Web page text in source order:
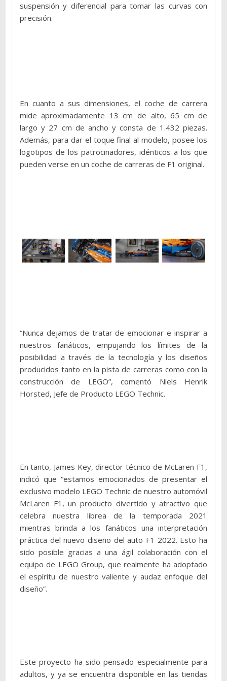
suspensión y diferencial para tomar las curvas con
precisión.
En cuanto a sus dimensiones, el coche de carrera
mide aproximadamente 13 cm de alto, 65 cm de
largo y 27 cm de ancho y consta de 1.432 piezas.
Además, para dar el toque final al modelo, posee los
logotipos de los patrocinadores, idénticos a los que
pueden verse en un coche de carreras de F1 original.
“Nunca dejamos de tratar de emocionar e inspirar a
nuestros fanáticos, empujando los límites de la
posibilidad a través de la tecnología y los diseños
producidos tanto en la pista de carreras como con la
construcción de LEGO”, comentó Niels Henrik
Horsted, Jefe de Producto LEGO Technic.
En tanto, James Key, director técnico de McLaren F1,
indicó que “estamos emocionados de presentar el
exclusivo modelo LEGO Technic de nuestro automóvil
McLaren F1, un producto divertido y atractivo que
celebra nuestra librea de la temporada 2021
mientras brinda a los fanáticos una interpretación
práctica del nuevo diseño del auto F1 2022. Esto ha
sido posible gracias a una ágil colaboración con el
equipo de LEGO Group, que realmente ha adoptado
el espíritu de nuestro valiente y audaz enfoque del
diseño”.
Este proyecto ha sido pensado especialmente para
adultos, y ya se encuentra disponible en las tiendas